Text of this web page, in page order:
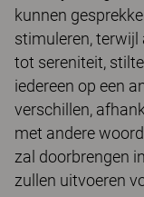
kunnen
stimuleren, terwijl
tot sereniteit,
iedereen op een
verschillen,
met andere
zal doorbrengen
zullen uitvoeren